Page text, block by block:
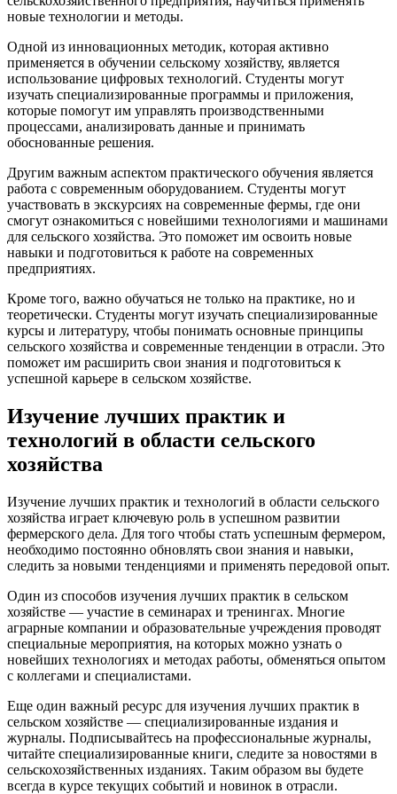
новые технологии и методы.
Одной из инновационных методик, которая активно
применяется в обучении сельскому хозяйству, является
использование цифровых технологий. Студенты могут
изучать специализированные программы и приложения,
которые помогут им управлять производственными
процессами, анализировать данные и принимать
обоснованные решения.
Другим важным аспектом практического обучения является
работа с современным оборудованием. Студенты могут
участвовать в экскурсиях на современные фермы, где они
смогут ознакомиться с новейшими технологиями и машинами
для сельского хозяйства. Это поможет им освоить новые
навыки и подготовиться к работе на современных
предприятиях.
Кроме того, важно обучаться не только на практике, но и
теоретически. Студенты могут изучать специализированные
курсы и литературу, чтобы понимать основные принципы
сельского хозяйства и современные тенденции в отрасли. Это
поможет им расширить свои знания и подготовиться к
успешной карьере в сельском хозяйстве.
Изучение лучших практик и
технологий в области сельского
хозяйства
Изучение лучших практик и технологий в области сельского
хозяйства играет ключевую роль в успешном развитии
фермерского дела. Для того чтобы стать успешным фермером,
необходимо постоянно обновлять свои знания и навыки,
следить за новыми тенденциями и применять передовой опыт.
Один из способов изучения лучших практик в сельском
хозяйстве — участие в семинарах и тренингах. Многие
аграрные компании и образовательные учреждения проводят
специальные мероприятия, на которых можно узнать о
новейших технологиях и методах работы, обменяться опытом
с коллегами и специалистами.
Еще один важный ресурс для изучения лучших практик в
сельском хозяйстве — специализированные издания и
журналы. Подписывайтесь на профессиональные журналы,
читайте специализированные книги, следите за новостями в
сельскохозяйственных изданиях. Таким образом вы будете
всегда в курсе текущих событий и новинок в отрасли.